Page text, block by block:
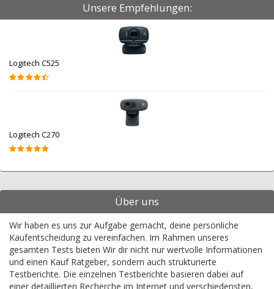
Unsere Empfehlungen:
Logitech C525
Logitech C270
Über uns
Wir haben es uns zur Aufgabe gemacht, deine persönliche
Kaufentscheidung zu vereinfachen. Im Rahmen unseres
gesamten Tests bieten Wir dir nicht nur wertvolle Informationen
und einen Kauf Ratgeber, sondern auch strukturierte
Testberichte. Die einzelnen Testberichte basieren dabei auf
einer detaillierten Recherche im Internet und verschiedensten,